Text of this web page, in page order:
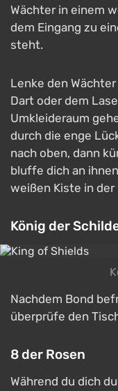
Wächter in einem
dem Eingang zu
steht.
Lenke den
Dart oder dem
Umkleideraum
durch die enge
nach oben, dann
bluffe dich an
weißen Kiste in
König der
Nachdem Bond
überprüfe den
8 der Rosen
Während du dich